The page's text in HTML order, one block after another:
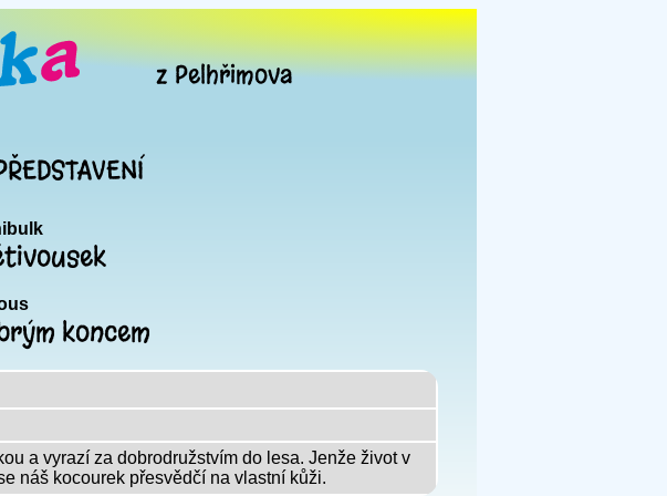
z Pelhřimova
koncem
a vyrazí za dobrodružstvím do lesa. Jenže život v
náš kocourek přesvědčí na vlastní kůži.